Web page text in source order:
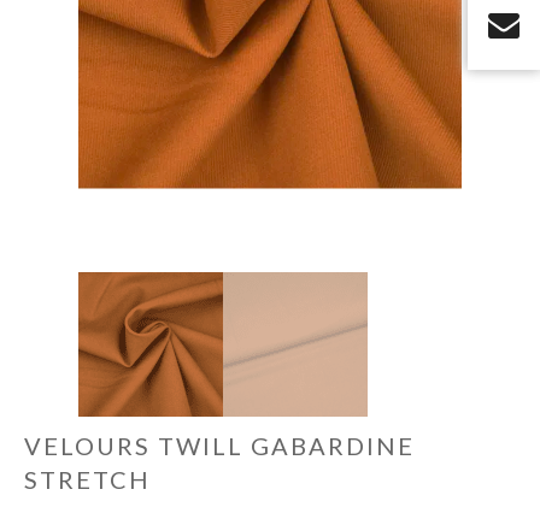
Cadeaubon
naailessen/naaicafé
Next
VELOURS TWILL GABARDINE
STRETCH